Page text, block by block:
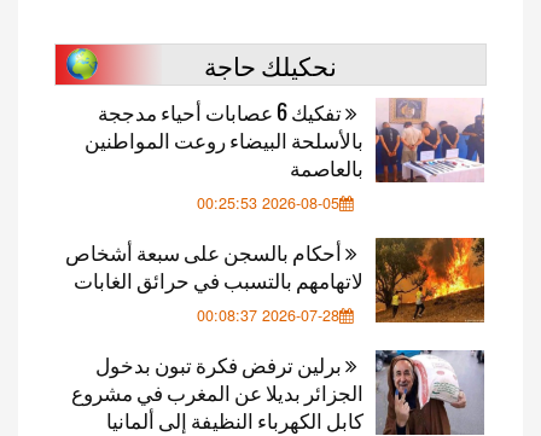
نحكيلك حاجة
تفكيك 6 عصابات أحياء مدججة
بالأسلحة البيضاء روعت المواطنين
بالعاصمة
2026-08-05 00:25:53
أحكام بالسجن على سبعة أشخاص
لاتهامهم بالتسبب في حرائق الغابات
2026-07-28 00:08:37
برلين ترفض فكرة تبون بدخول
الجزائر بديلا عن المغرب في مشروع
كابل الكهرباء النظيفة إلى ألمانيا